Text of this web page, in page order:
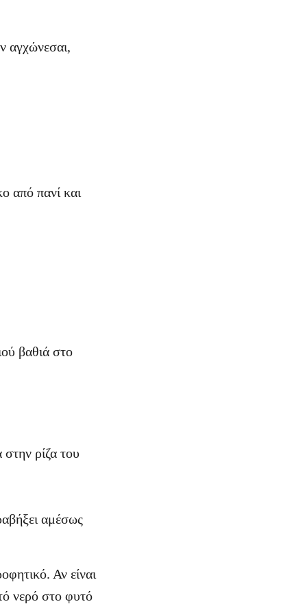
αγχώνεσαι,
από πανί και
βαθιά στο
ρίζα του
αμέσως
Αν είναι
νερό στο φυτό